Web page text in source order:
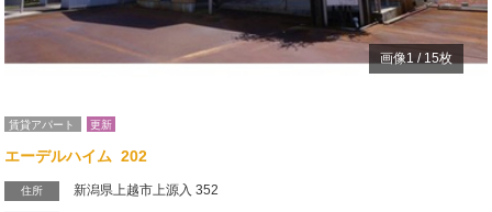
画像1 / 15枚
賃貸アパート 更新
エーデルハイム 202
住所 新潟県上越市上源入 352